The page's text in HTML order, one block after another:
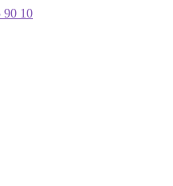
90 10